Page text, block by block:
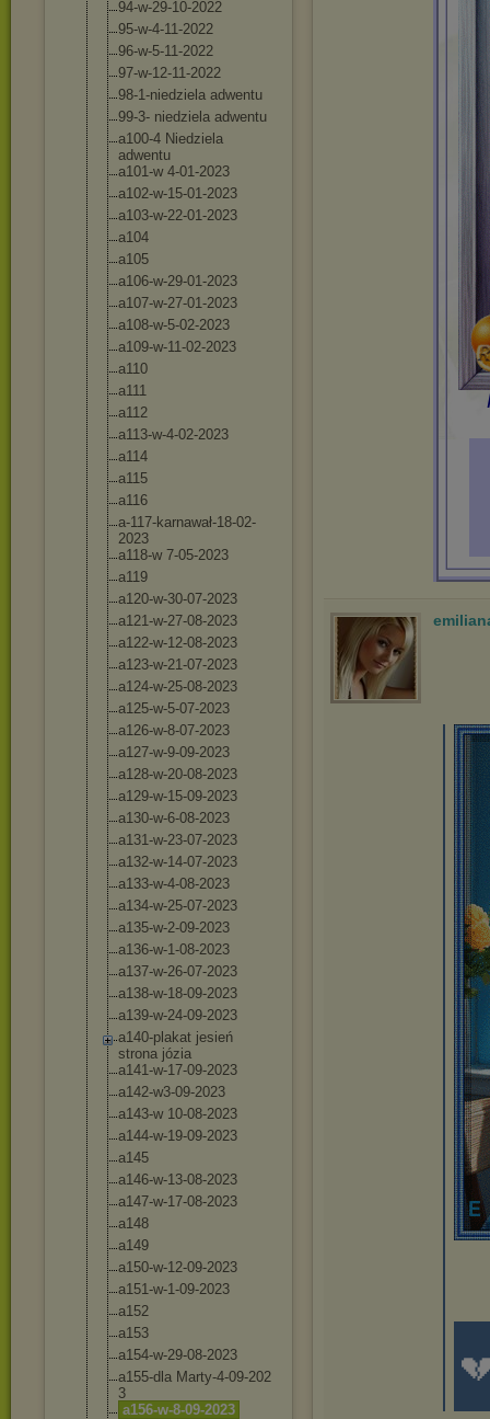
94-w-29-10-2022
95-w-4-11-2022
96-w-5-11-2022
97-w-12-11-2022
98-1-niedziela adwentu
99-3- niedziela adwentu
a100-4 Niedziela
adwentu
a101-w 4-01-2023
a102-w-15-01-2023
a103-w-22-01-2023
a104
a105
a106-w-29-01-2023
a107-w-27-01-2023
a108-w-5-02-2023
a109-w-11-02-2023
a110
a111
a112
a113-w-4-02-2023
a114
a115
a116
a-117-karnawał-18-02-
2023
a118-w 7-05-2023
a119
a120-w-30-07-2023
a121-w-27-08-2023
a122-w-12-08-2023
a123-w-21-07-2023
a124-w-25-08-2023
a125-w-5-07-2023
a126-w-8-07-2023
a127-w-9-09-2023
a128-w-20-08-2023
a129-w-15-09-2023
a130-w-6-08-2023
a131-w-23-07-2023
a132-w-14-07-2023
a133-w-4-08-2023
a134-w-25-07-2023
a135-w-2-09-2023
a136-w-1-08-2023
a137-w-26-07-2023
a138-w-18-09-2023
a139-w-24-09-2023
a140-plakat jesień
strona józia
a141-w-17-09-2023
a142-w3-09-2023
a143-w 10-08-2023
a144-w-19-09-2023
a145
a146-w-13-08-2023
a147-w-17-08-2023
a148
a149
a150-w-12-09-2023
a151-w-1-09-2023
a152
a153
a154-w-29-08-2023
a155-dla Marty-4-09-202
3
a156-w-8-09-2023